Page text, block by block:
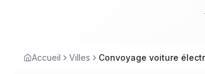
Accueil Villes Convoyage voiture